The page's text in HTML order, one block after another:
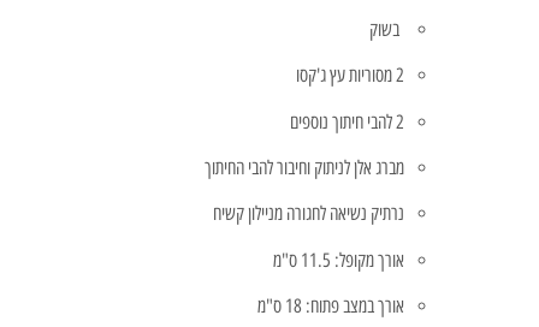
בשוק
2 מסוריות עץ ג'קסו
2 להבי חיתוך נוספים
מברג אלן לניתוק וחיבור להבי החיתוך
נרתיק נשיאה לחגורה מניילון קשיח
אורך מקופל: 11.5 ס"מ
אורך במצב פתוח: 18 ס"מ